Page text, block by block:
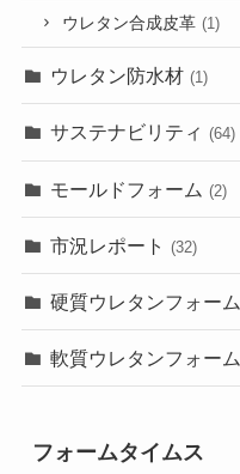
ウレタン合成皮革 (1)
ウレタン防水材 (1)
サステナビリティ (64)
モールドフォーム (2)
市況レポート (32)
硬質ウレタンフォーム
軟質ウレタンフォーム
フォームタイムス